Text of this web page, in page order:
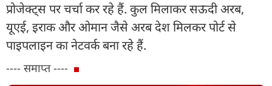
प्रोजेक्ट्स पर चर्चा कर रहे हैं. कुल मिलाकर सऊदी अरब,
यूएई, इराक और ओमान जैसे अरब देश मिलकर पोर्ट से
पाइपलाइन का नेटवर्क बना रहे हैं.
---- समाप्त ----